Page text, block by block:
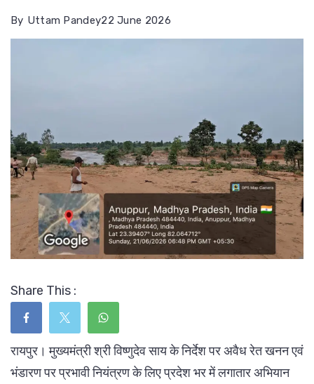
By Uttam Pandey22 June 2026
Share This :
रायपुर। मुख्यमंत्री श्री विष्णुदेव साय के निर्देश पर अवैध रेत खनन एवं
भंडारण पर प्रभावी नियंत्रण के लिए प्रदेश भर में लगातार अभियान